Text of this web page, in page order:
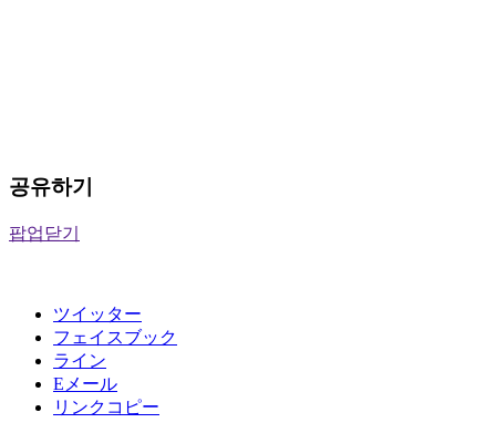
공유하기
팝업닫기
ツイッター
フェイスブック
ライン
Eメール
リンクコピー